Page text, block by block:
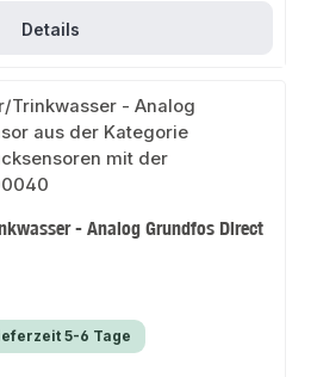
Details
- Analog Grundfos Direct
5-6 Tage